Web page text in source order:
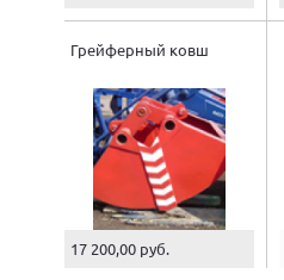
Грейферный ковш
17 200,00 руб.